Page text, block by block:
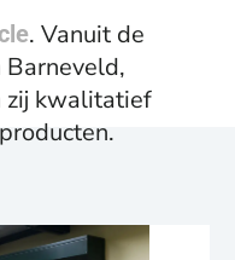
. Vanuit de
zij kwalitatief